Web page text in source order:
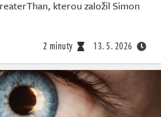
kterou založil Simon
2 minuty 13. 5. 2026